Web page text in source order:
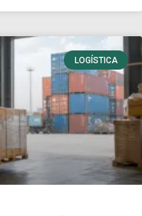
LOGÍSTICA